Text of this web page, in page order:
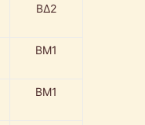
ΒΔ2
ΒΜ1
ΒΜ1